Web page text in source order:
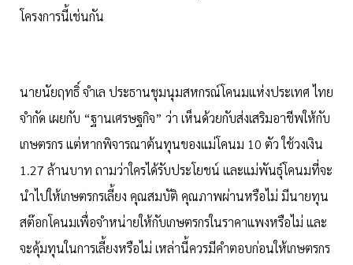
โครงการนี้เช่นกัน
นายนัยฤทธิ์ จำเล ประธานชุมนุมสหกรณ์โคนมแห่งประเทศ ไทย
จำกัด เผยกับ “ฐานเศรษฐกิจ” ว่า เห็นด้วยกับส่งเสริมอาชีพให้กับ
เกษตรกร แต่หากพิจารณาต้นทุนของแม่โคนม 10 ตัว ใช้วงเงิน
1.27 ล้านบาท ถามว่าใครได้รับประโยชน์ และแม่พันธุ์โคนมที่จะ
นำไปให้เกษตรกรเลี้ยง คุณสมบัติ คุณภาพผ่านหรือไม่ มีนายทุน
สต๊อกโคนมเพื่อจำหน่ายให้กับเกษตรกรในราคาแพงหรือไม่ และ
จะคุ้มทุนในการเลี้ยงหรือไม่ เหล่านี้ควรมีคำตอบก่อนให้เกษตรกร